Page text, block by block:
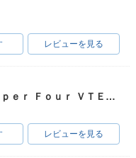
レビューを見る
ＣＢ４００Ｓｕｐｅｒ Ｆｏｕｒ ＶＴＥＣ ＳＰＥＣ３
レビューを見る